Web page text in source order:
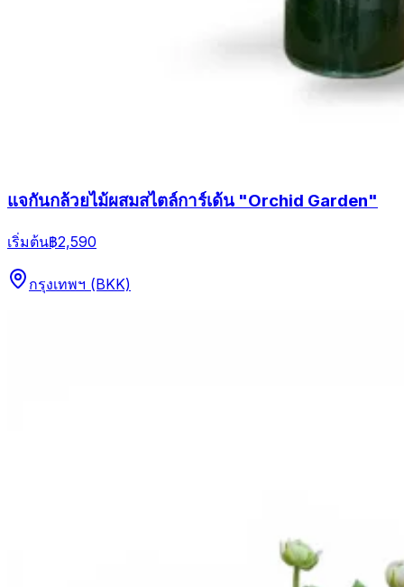
แจกันกล้วยไม้ผสมสไตล์การ์เด้น "Orchid Garden"
เริ่มต้น฿2,590
กรุงเทพฯ (BKK)